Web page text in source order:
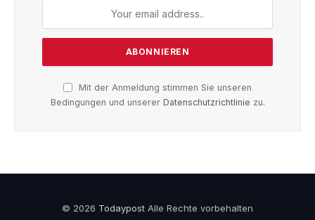
Mit der Anmeldung stimmen Sie unseren
Bedingungen und unserer Datenschutzrichtlinie zu.
© 2026 Todaypost Alle Rechte vorbehalten